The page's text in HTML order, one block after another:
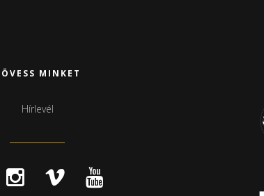
MINKET
Hírlevél